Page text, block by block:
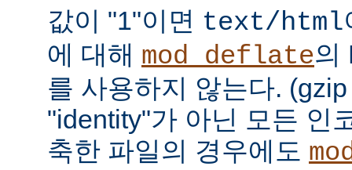
값이 "1"이면 text/html
에 대해 mod_deflate의
를 사용하지 않는다.
"identity"가 아닌 모든 인
축한 파일의 경우에도